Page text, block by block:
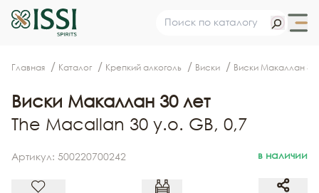
Главная Каталог Крепкий алкоголь Виски Виски Макаллан 30
Виски Макаллан 30 лет
The Macallan 30 y.o. GB, 0,7
Артикул: 500220700242 в наличии